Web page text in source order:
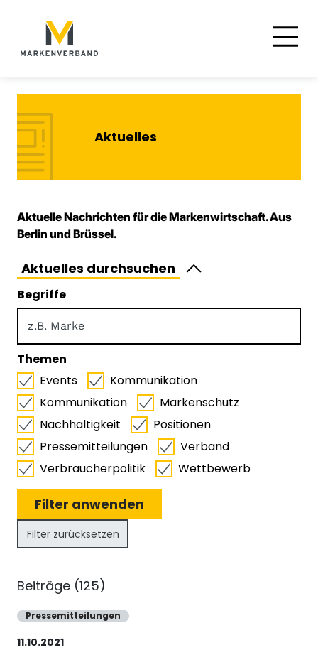
Hauptnavigation
Aktuelles
Aktuelle Nachrichten für die Markenwirtschaft. Aus
Berlin und Brüssel.
Aktuelles durchsuchen
Begriffe
Themen
Events
Kommunikation
Kommunikation
Markenschutz
Nachhaltigkeit
Positionen
Pressemitteilungen
Verband
Verbraucherpolitik
Wettbewerb
Filter zurücksetzen
Beiträge (125)
Pressemitteilungen
11.10.2021